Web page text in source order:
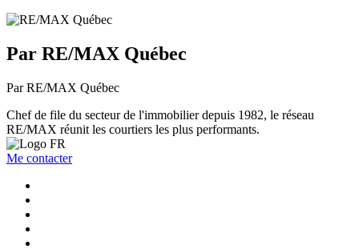
Par RE/MAX Québec
Par RE/MAX Québec
Chef de file du secteur de l'immobilier depuis 1982, le réseau
RE/MAX réunit les courtiers les plus performants.
Me contacter